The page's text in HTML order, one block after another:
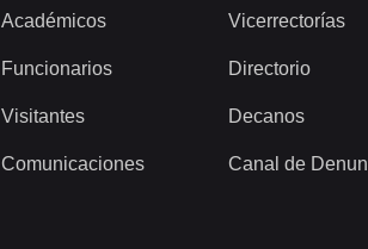
Académicos
Funcionarios
Visitantes
Comunicaciones
Vicerrectorías
Directorio
Decanos
Canal de